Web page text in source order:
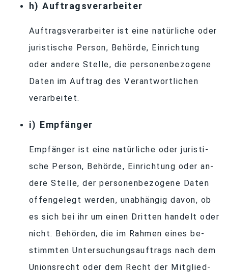
h) Auf­trags­ver­ar­bei­ter
Auf­trags­ver­ar­bei­ter ist eine na­tür­li­che oder
ju­ris­ti­sche Per­son, Be­hörde, Ein­rich­tung
oder an­dere Stelle, die per­so­nen­be­zo­gene
Da­ten im Auf­trag des Ver­ant­wort­li­chen
verarbeitet.
i) Emp­fän­ger
Emp­fän­ger ist eine na­tür­li­che oder ju­ris­ti­
sche Per­son, Be­hörde, Ein­rich­tung oder an­
dere Stelle, der per­so­nen­be­zo­gene Da­ten
of­fen­ge­legt wer­den, un­ab­hän­gig da­von, ob
es sich bei ihr um ei­nen Drit­ten han­delt oder
nicht. Be­hör­den, die im Rah­men ei­nes be­
stimm­ten Un­ter­su­chungs­auf­trags nach dem
Uni­ons­recht oder dem Recht der Mit­glied­